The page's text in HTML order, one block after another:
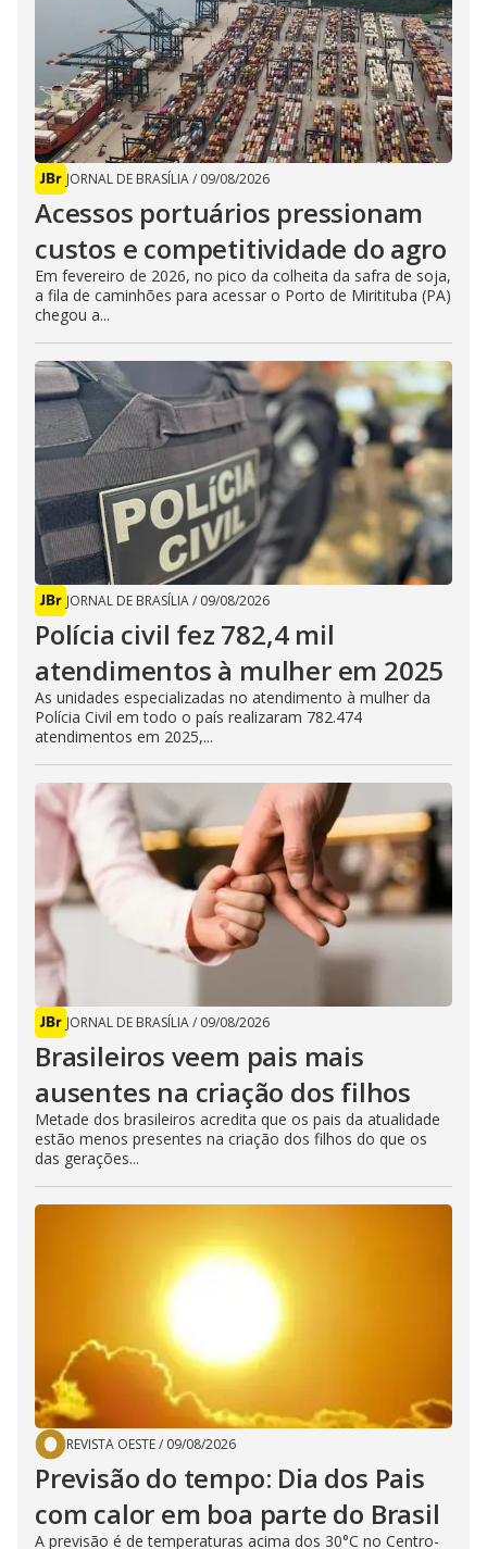
JORNAL DE BRASÍLIA/ 09/08/2026
Acessos portuários pressionam
custos e competitividade do agro
Em fevereiro de 2026, no pico da colheita da safra de soja,
a fila de caminhões para acessar o Porto de Miritituba (PA)
chegou a...
JORNAL DE BRASÍLIA/ 09/08/2026
Polícia civil fez 782,4 mil
atendimentos à mulher em 2025
As unidades especializadas no atendimento à mulher da
Polícia Civil em todo o país realizaram 782.474
atendimentos em 2025,...
JORNAL DE BRASÍLIA/ 09/08/2026
Brasileiros veem pais mais
ausentes na criação dos filhos
Metade dos brasileiros acredita que os pais da atualidade
estão menos presentes na criação dos filhos do que os
das gerações...
REVISTA OESTE/ 09/08/2026
Previsão do tempo: Dia dos Pais
com calor em boa parte do Brasil
A previsão é de temperaturas acima dos 30°C no Centro-